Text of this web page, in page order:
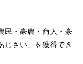
民・豪農・商人・豪
じさい」を獲得でき